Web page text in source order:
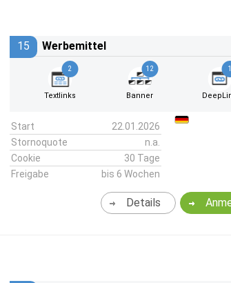
15 Werbemittel
2
Textlinks
12
Banner
1
Start
22.01.2026
Stornoquote
n.a.
Cookie
30 Tage
Freigabe
bis 6 Wochen
Details